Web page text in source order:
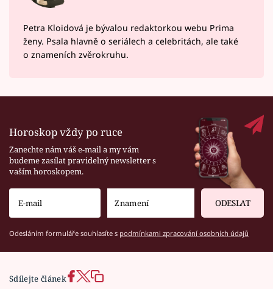
Petra Kloidová je bývalou redaktorkou webu Prima
ženy. Psala hlavně o seriálech a celebritách, ale také
o znameních zvěrokruhu.
Horoskop vždy po ruce
Zanechte nám váš e-mail a my vám
budeme zasílat pravidelný newsletter s
vaším horoskopem.
ODESLAT
Odesláním formuláře souhlasíte s podmínkami zpracování osobních údajů
Sdílejte článek